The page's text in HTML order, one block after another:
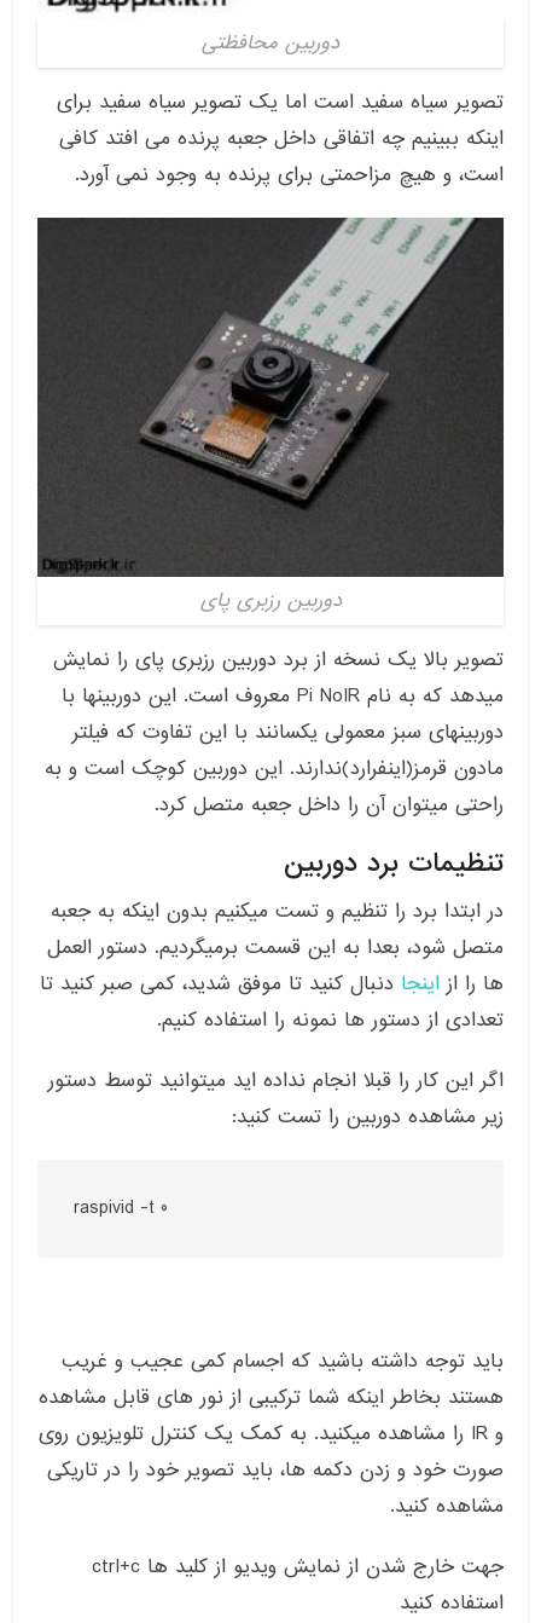
دوربین محافظتی
تصویر سیاه سفید است اما یک تصویر سیاه سفید برای
اینکه ببینیم چه اتفاقی داخل جعبه پرنده می افتد کافی
است، و هیچ مزاحمتی برای پرنده به وجود نمی آورد.
دوربین رزبری پای
تصویر بالا یک نسخه از برد دوربین رزبری پای را نمایش
میدهد که به نام Pi NoIR معروف است. این دوربینها با
دوربینهای سبز معمولی یکسانند با این تفاوت که فیلتر
مادون قرمز(اینفرارد)ندارند. این دوربین کوچک است و به
راحتی میتوان آن را داخل جعبه متصل کرد.
تنظیمات برد دوربین
در ابتدا برد را تنظیم و تست میکنیم بدون اینکه به جعبه
متصل شود، بعدا به این قسمت برمیگردیم. دستور العمل
ها را ازاینجا دنبال کنید تا موفق شدید، کمی صبر کنید تا
تعدادی از دستور ها نمونه را استفاده کنیم.
اگر این کار را قبلا انجام نداده اید میتوانید توسط دستور
زیر مشاهده دوربین را تست کنید:
raspivid -t 0
باید توجه داشته باشید که اجسام کمی عجیب و غریب
هستند بخاطر اینکه شما ترکیبی از نور های قابل مشاهده
و IR را مشاهده میکنید. به کمک یک کنترل تلویزیون روی
صورت خود و زدن دکمه ها، باید تصویر خود را در تاریکی
مشاهده کنید.
جهت خارج شدن از نمایش ویدیو از کلید ها ctrl+c
استفاده کنید